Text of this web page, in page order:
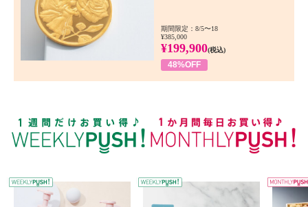
期間限定：8/5〜18
¥385,000
¥199,900(税込)
48%OFF
WEEKLY PUSH